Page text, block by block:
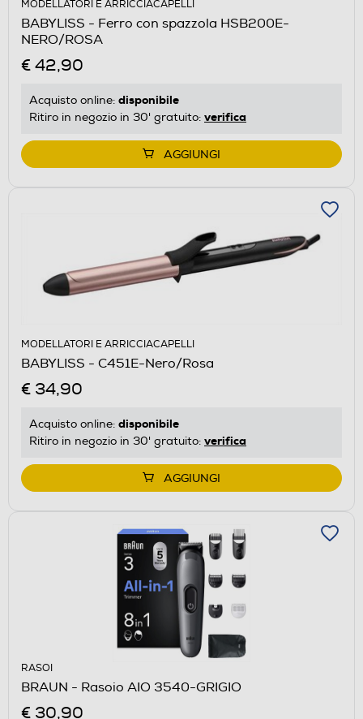
MODELLATORI E ARRICCIACAPELLI
BABYLISS - Ferro con spazzola HSB200E-
NERO/ROSA
€ 42,90
Acquisto online: disponibile
Ritiro in negozio in 30' gratuito: verifica
AGGIUNGI
MODELLATORI E ARRICCIACAPELLI
BABYLISS - C451E-Nero/Rosa
€ 34,90
Acquisto online: disponibile
Ritiro in negozio in 30' gratuito: verifica
AGGIUNGI
RASOI
BRAUN - Rasoio AIO 3540-GRIGIO
€ 30,90